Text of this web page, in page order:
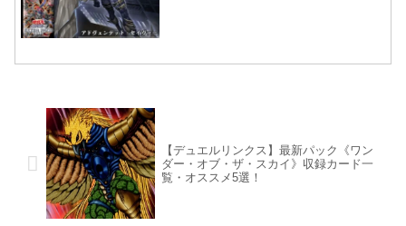
【デュエルリンクス】最新パック《ワン
ダー・オブ・ザ・スカイ》収録カード一
覧・オススメ5選！